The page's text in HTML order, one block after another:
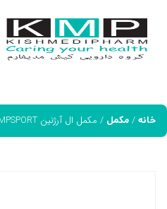
خانه / مکمل / مکمل ال آرژنین KMPSPORT و مکمل ال آرژنین TGAMUSCLE